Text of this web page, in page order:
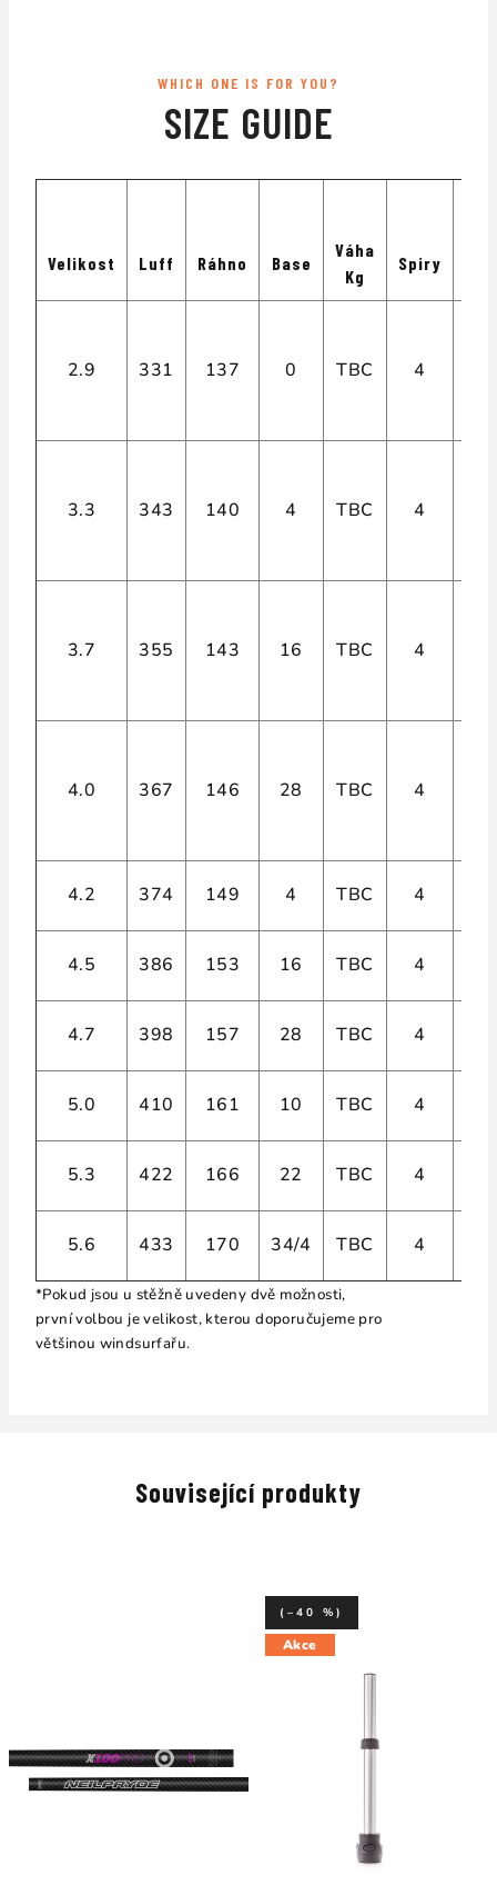
WHICH ONE IS FOR YOU?
SIZE GUIDE
Velikost Luff Ráhno Base
Váha
Kg
Spiry
2.9 331 137 0 TBC 4
3.3 343 140 4 TBC 4
3.7 355 143 16 TBC 4
4.0 367 146 28 TBC 4
4.2 374 149 4 TBC 4
4.5 386 153 16 TBC 4
4.7 398 157 28 TBC 4
5.0 410 161 10 TBC 4
5.3 422 166 22 TBC 4
5.6 433 170 34/4 TBC 4
*Pokud jsou u stěžně uvedeny dvě možnosti,
první volbou je velikost, kterou doporučujeme pro
většinou windsurfařu.
Související produkty
Akce
(–40 %)